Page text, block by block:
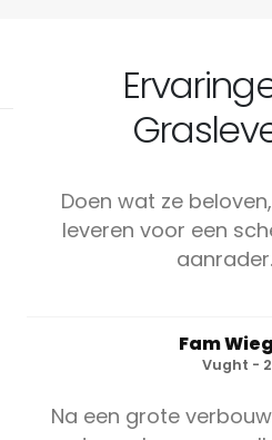
Doen wat ze
leveren voor een
Fam
Vught -
Na een grote